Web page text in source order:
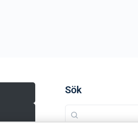
Sök